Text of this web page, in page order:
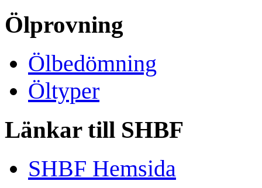
Ölprovning
Ölbedömning
Öltyper
Länkar till SHBF
SHBF Hemsida